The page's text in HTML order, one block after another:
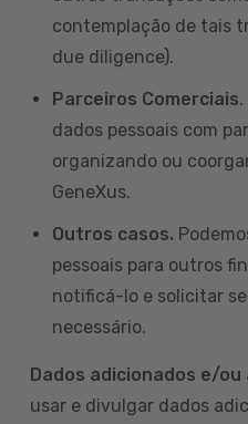
contemplação de tais
due diligence).
Parceiros Comerciais
dados pessoais com
organizando ou
GeneXus.
Outros casos.
pessoais para outros
notificá-lo e solicitar
necessário.
Dados adicionados e/ou
usar e divulgar dados